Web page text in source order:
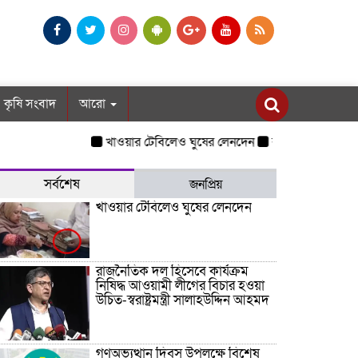
কৃষি সংবাদ আরো
খাওয়ার টেবিলেও ঘুষের লেনদেন রাজনৈতিক দল হিসেবে
সর্বশেষ জনপ্রিয়
খাওয়ার টেবিলেও ঘুষের লেনদেন
রাজনৈতিক দল হিসেবে কার্যক্রম
নিষিদ্ধ আওয়ামী লীগের বিচার হওয়া
উচিত-স্বরাষ্ট্রমন্ত্রী সালাহউদ্দিন আহমদ
গণঅভ্যুত্থান দিবস উপলক্ষে বিশেষ